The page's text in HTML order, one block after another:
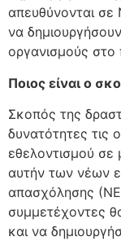
απευθύνονται
να
οργανισμούς στο
Ποιος είναι ο
Σκοπός της
δυνατότητες τις
εθελοντισμού σε
αυτήν των νέων
απασχόλησης
συμμετέχοντες
και να